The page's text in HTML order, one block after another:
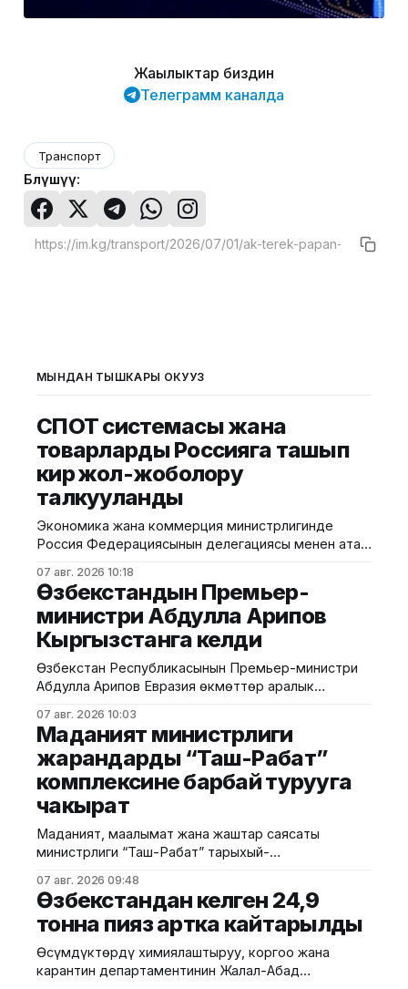
Жаңылыктар биздин
Телеграмм каналда
Транспорт
Бөлүшүү:
МЫНДАН ТЫШКАРЫ ОКУҢУЗ
СПОТ системасы жана
товарларды Россияга ташып
кирүү жол-жоболору
талкууланды
Экономика жана коммерция министрлигинде
Россия Федерациясынын делегациясы менен ата
жолугушуусу өттү. Ведомствонун маалыматына
ылайык, жолугушууга Россия Федерациясынын
финансы министринин орун басары — статс-катчы
Алексей Сазанов, Федералдык салык кызматынын
жетекчисинин орун басары Александр Егоричев,
ошондой эле Федералдык бажы кызматынын
өкүлдөрү катышты. Жолугушуунун жүрүшүндө
Александр Егоричев
07 авг. 2026 10:18
Өзбекстандын Премьер-
министри Абдулла Арипов
Кыргызстанга келди
Өзбекстан Республикасынын Премьер-министри
Абдулла Арипов Евразия өкмөттөр аралык
Кыргыз Республикасына келди. Бул тууралуу
Өкмөттүн басма сөз кызматынан билдиришти.
"Ысык-Көл" эл аралык аэропортунан Өзбекстан
Республикасынын Премьер-министри Абдулла
Ариповду Министрлер Кабинетинин Төрагасынын
орун басары Эрлист Акунбеков тосуп алды.
Белгилей кетсек, үстүбүздөгү жылдын
07 авг. 2026 10:03
Маданият министрлиги
жарандарды “Таш-Рабат”
комплексине барбай турууга
чакырат
Маданият, маалымат жана жаштар саясаты
министрлиги “Таш-Рабат” тарыхый-
жүргүзүлүп жаткан оңдоо иштерине байланыштуу
жарандарга, туристтерге, туризм тармагынын
өкүлдөрүнө жана жалпыга маалымдоо
комплекстин аймагында 2023–2027-жылдарга
карата “Көөнө тарых сырлары” мамлекеттик
07 авг. 2026 09:48
Өзбекстандан келген 24,9
тонна пияз артка кайтарылды
Өсүмдүктөрдү химиялаштыруу, коргоо жана
карантин департаментинин Жалал-Абад